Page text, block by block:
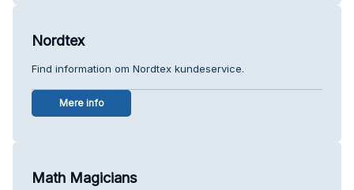
Nordtex
Find information om Nordtex kundeservice.
Mere info
Math Magicians